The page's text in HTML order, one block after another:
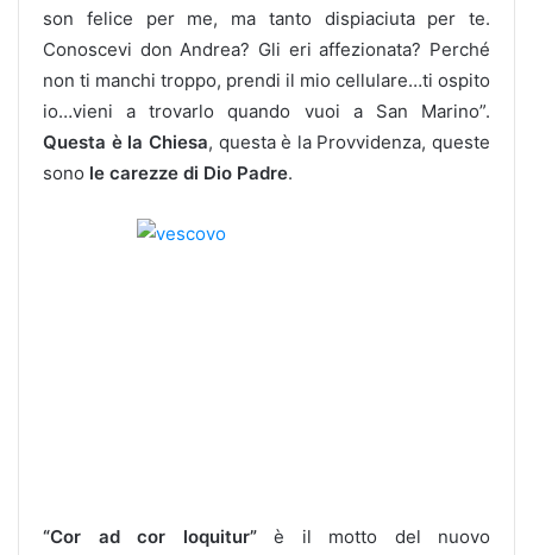
son felice per me, ma tanto dispiaciuta per te.
Conoscevi don Andrea? Gli eri affezionata? Perché
non ti manchi troppo, prendi il mio cellulare…ti ospito
io…vieni a trovarlo quando vuoi a San Marino”.
Questa è la Chiesa, questa è la Provvidenza, queste
sono le carezze di Dio Padre.
“Cor ad cor loquitur”è il motto del nuovo